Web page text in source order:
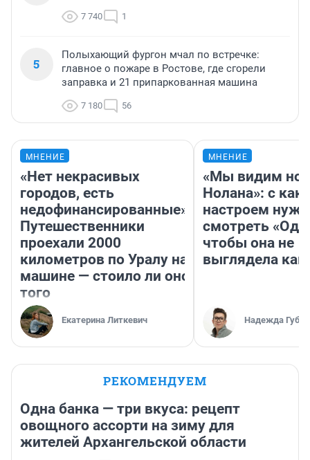
7 740 1
5
Полыхающий фургон мчал по встречке:
главное о пожаре в Ростове, где сгорели
заправка и 21 припаркованная машина
7 180 56
МНЕНИЕ
«Нет некрасивых
городов, есть
недофинансированные».
Путешественники
проехали 2000
километров по Уралу на
машине — стоило ли оно
того
Екатерина Литкевич
МНЕНИЕ
«Мы видим
Нолана»: с
настроем
смотреть
чтобы она не
выглядела как
Надежда
РЕКОМЕНДУЕМ
Одна банка — три вкуса: рецепт
овощного ассорти на зиму для
жителей Архангельской области